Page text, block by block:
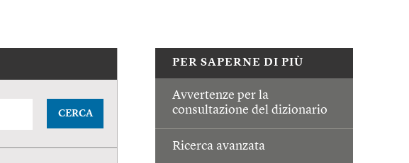
PER SAPERNE DI PIÙ
Avvertenze per la
consultazione del dizionario
Ricerca avanzata
CERCA